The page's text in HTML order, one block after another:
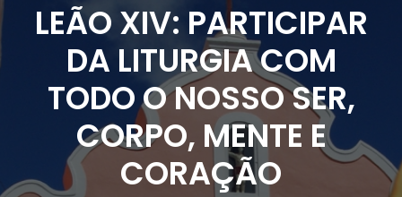
LEÃO XIV: PARTICIPAR
DA LITURGIA COM
TODO O NOSSO SER,
CORPO, MENTE E
CORAÇÃO